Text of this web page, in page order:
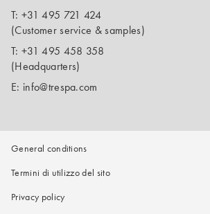
T: +31 495 721 424
(Customer service & samples)
T: +31 495 458 358
(Headquarters)
E: info@trespa.com
General conditions
Termini di utilizzo del sito
Privacy policy